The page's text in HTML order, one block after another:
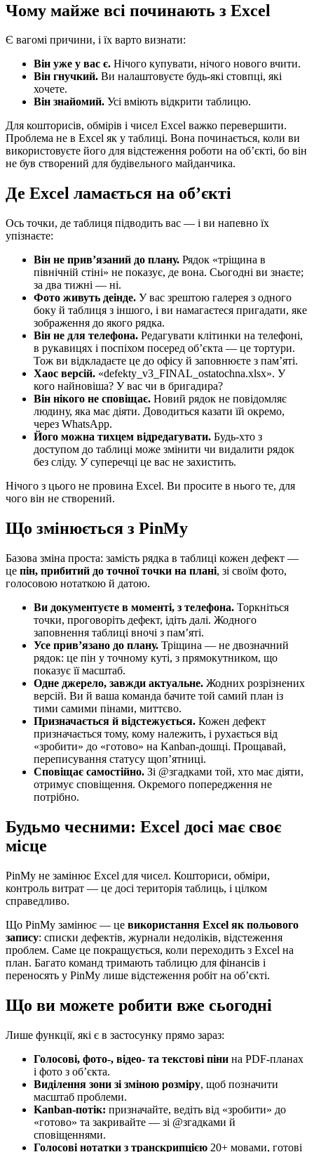
Чому майже всі починають з Excel
Є вагомі причини, і їх варто визнати:
Він уже у вас є. Нічого купувати, нічого нового вчити.
Він гнучкий. Ви налаштовуєте будь-які стовпці, які
хочете.
Він знайомий. Усі вміють відкрити таблицю.
Для кошторисів, обмірів і чисел Excel важко перевершити.
Проблема не в Excel як у таблиці. Вона починається, коли ви
використовуєте його для відстеження роботи на об’єкті, бо він
не був створений для будівельного майданчика.
Де Excel ламається на об’єкті
Ось точки, де таблиця підводить вас — і ви напевно їх
упізнаєте:
Він не прив’язаний до плану. Рядок «тріщина в
північній стіні» не показує, де вона. Сьогодні ви знаєте;
за два тижні — ні.
Фото живуть деінде. У вас зрештою галерея з одного
боку й таблиця з іншого, і ви намагаєтеся пригадати, яке
зображення до якого рядка.
Він не для телефона. Редагувати клітинки на телефоні,
в рукавицях і поспіхом посеред об’єкта — це тортури.
Тож ви відкладаєте це до офісу й заповнюєте з пам’яті.
Хаос версій. «defekty_v3_FINAL_ostatochna.xlsx». У
кого найновіша? У вас чи в бригадира?
Він нікого не сповіщає. Новий рядок не повідомляє
людину, яка має діяти. Доводиться казати їй окремо,
через WhatsApp.
Його можна тихцем відредагувати. Будь-хто з
доступом до таблиці може змінити чи видалити рядок
без сліду. У суперечці це вас не захистить.
Нічого з цього не провина Excel. Ви просите в нього те, для
чого він не створений.
Що змінюється з PinMy
Базова зміна проста: замість рядка в таблиці кожен дефект —
це пін, прибитий до точної точки на плані, зі своїм фото,
голосовою нотаткою й датою.
Ви документуєте в моменті, з телефона. Торкніться
точки, проговоріть дефект, ідіть далі. Жодного
заповнення таблиці вночі з пам’яті.
Усе прив’язано до плану. Тріщина — не двозначний
рядок: це пін у точному куті, з прямокутником, що
показує її масштаб.
Одне джерело, завжди актуальне. Жодних розрізнених
версій. Ви й ваша команда бачите той самий план із
тими самими пінами, миттєво.
Призначається й відстежується. Кожен дефект
призначається тому, кому належить, і рухається від
«зробити» до «готово» на Kanban-дошці. Прощавай,
переписування статусу щоп’ятниці.
Сповіщає самостійно. Зі @згадками той, хто має діяти,
отримує сповіщення. Окремого попередження не
потрібно.
Будьмо чесними: Excel досі має своє
місце
PinMy не замінює Excel для чисел. Кошториси, обміри,
контроль витрат — це досі територія таблиць, і цілком
справедливо.
Що PinMy замінює — це використання Excel як польового
запису: списки дефектів, журнали недоліків, відстеження
проблем. Саме це покращується, коли переходить з Excel на
план. Багато команд тримають таблицю для фінансів і
переносять у PinMy лише відстеження робіт на об’єкті.
Що ви можете робити вже сьогодні
Лише функції, які є в застосунку прямо зараз:
Голосові, фото-, відео- та текстові піни на PDF-планах
і фото з об’єкта.
Виділення зони зі зміною розміру, щоб позначити
масштаб проблеми.
Kanban-потік: призначайте, ведіть від «зробити» до
«готово» та закривайте — зі @згадками й
сповіщеннями.
Голосові нотатки з транскрипцією 20+ мовами, готові